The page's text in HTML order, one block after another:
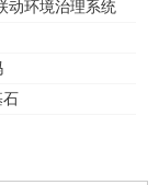
动环境治理系统
石